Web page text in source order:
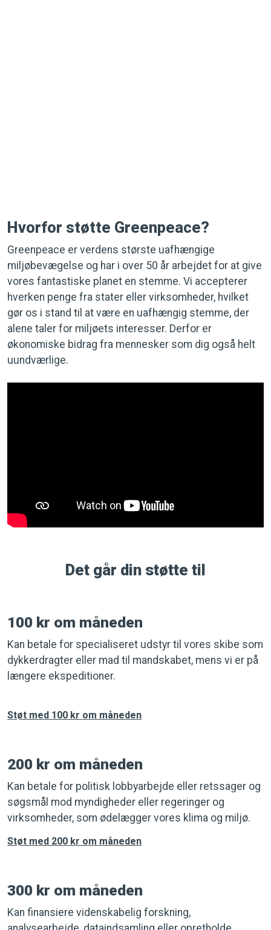
Hvorfor støtte Greenpeace?
Greenpeace er verdens største uafhængige
miljøbevægelse og har i over 50 år arbejdet for at give
vores fantastiske planet en stemme. Vi accepterer
hverken penge fra stater eller virksomheder, hvilket
gør os i stand til at være en uafhængig stemme, der
alene taler for miljøets interesser. Derfor er
økonomiske bidrag fra mennesker som dig også helt
uundværlige.
Det går din støtte til
100 kr om måneden
Kan betale for specialiseret udstyr til vores skibe som
dykkerdragter eller mad til mandskabet, mens vi er på
længere ekspeditioner.
Støt med 100 kr om måneden
200 kr om måneden
Kan betale for politisk lobbyarbejde eller retssager og
søgsmål mod myndigheder eller regeringer og
virksomheder, som ødelægger vores klima og miljø.
Støt med 200 kr om måneden
300 kr om måneden
Kan finansiere videnskabelig forskning,